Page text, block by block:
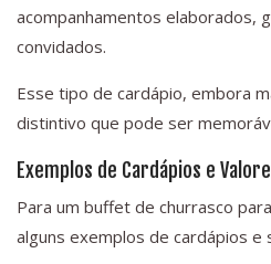
acompanhamentos elaborados,
convidados.
Esse tipo de cardápio, embora
distintivo que pode ser
Exemplos de Cardápios e
Para um buffet de churrasco
alguns exemplos de cardápios e